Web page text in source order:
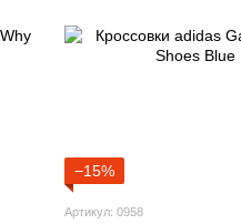
−15%
Артикул: 0958